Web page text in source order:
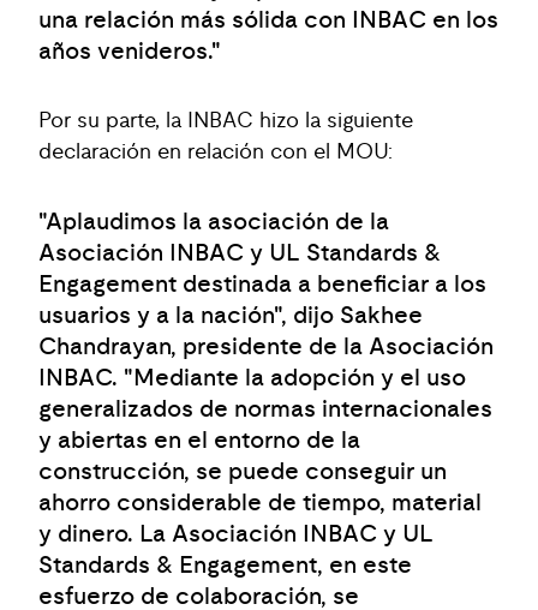
una relación más sólida con INBAC en los
años venideros."
Por su parte, la INBAC hizo la siguiente
declaración en relación con el MOU:
"Aplaudimos la asociación de la
Asociación INBAC y UL Standards &
Engagement destinada a beneficiar a los
usuarios y a la nación", dijo Sakhee
Chandrayan, presidente de la Asociación
INBAC. "Mediante la adopción y el uso
generalizados de normas internacionales
y abiertas en el entorno de la
construcción, se puede conseguir un
ahorro considerable de tiempo, material
y dinero. La Asociación INBAC y UL
Standards & Engagement, en este
esfuerzo de colaboración, se